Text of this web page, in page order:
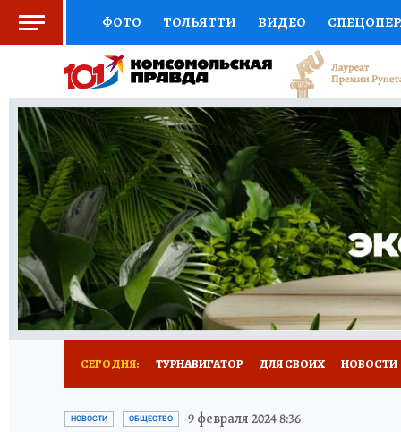
ФОТО ТОЛЬЯТТИ ВИДЕО
СОЦПОДДЕРЖКА НАУКА СПОРТ
ВЫБОР ЭКСПЕРТОВ ДОКТОР
КНИЖНАЯ ПОЛКА ПРОГНОЗЫ НА СПОРТ
ПРЕСС-ЦЕНТР НЕДВИЖИМОСТЬ
КОЛЛЕКЦИИ КП РЕКЛАМА
СЕГОДНЯ: ТУРНАВИГАТОР ДЛЯ СВОИХ НОВОСТИ
НАДЕЖНЫЕ РАБОТОДАТЕЛИ
НОВОСТИ ОБЩЕСТВО 9 февраля 2024 8:36